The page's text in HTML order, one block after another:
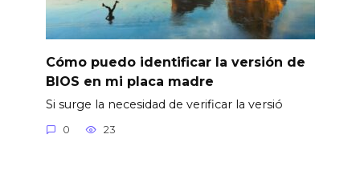
Cómo puedo identificar la versión de
BIOS en mi placa madre
Si surge la necesidad de verificar la versió
0 23